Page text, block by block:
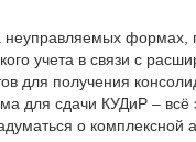
неуправляемых формах,
учета в связи с
для получения
для сдачи КУДиР – всё
о комплексной